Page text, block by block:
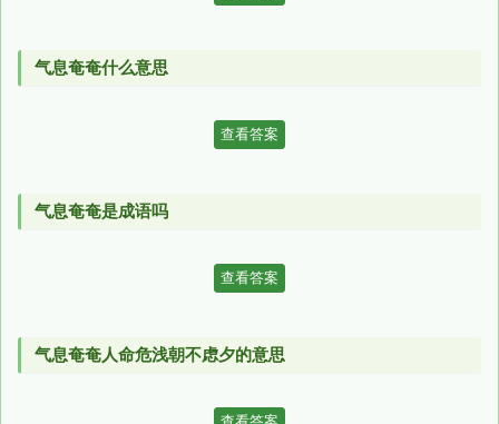
气息奄奄什么意思
查看答案
气息奄奄是成语吗
查看答案
气息奄奄人命危浅朝不虑夕的意思